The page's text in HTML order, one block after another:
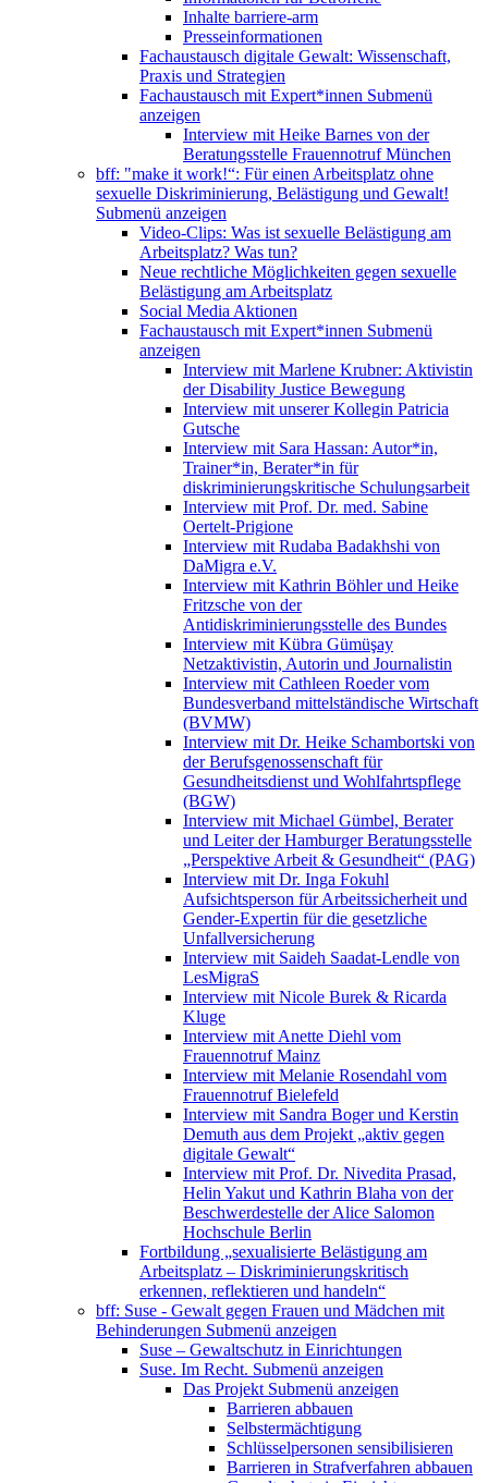
Inhalte barriere-arm
Presseinformationen
Fachaustausch digitale Gewalt: Wissenschaft,
Praxis und Strategien
Fachaustausch mit Expert*innen Submenü
anzeigen
Interview mit Heike Barnes von der
Beratungsstelle Frauennotruf München
bff: "make it work!“: Für einen Arbeitsplatz ohne
sexuelle Diskriminierung, Belästigung und Gewalt!
Submenü anzeigen
Video-Clips: Was ist sexuelle Belästigung am
Arbeitsplatz? Was tun?
Neue rechtliche Möglichkeiten gegen sexuelle
Belästigung am Arbeitsplatz
Social Media Aktionen
Fachaustausch mit Expert*innen Submenü
anzeigen
Interview mit Marlene Krubner: Aktivistin
der Disability Justice Bewegung
Interview mit unserer Kollegin Patricia
Gutsche
Interview mit Sara Hassan: Autor*in,
Trainer*in, Berater*in für
diskriminierungskritische Schulungsarbeit
Interview mit Prof. Dr. med. Sabine
Oertelt-Prigione
Interview mit Rudaba Badakhshi von
DaMigra e.V.
Interview mit Kathrin Böhler und Heike
Fritzsche von der
Antidiskriminierungsstelle des Bundes
Interview mit Kübra Gümüşay
Netzaktivistin, Autorin und Journalistin
Interview mit Cathleen Roeder vom
Bundesverband mittelständische Wirtschaft
(BVMW)
Interview mit Dr. Heike Schambortski von
der Berufsgenossenschaft für
Gesundheitsdienst und Wohlfahrtspflege
(BGW)
Interview mit Michael Gümbel, Berater
und Leiter der Hamburger Beratungsstelle
„Perspektive Arbeit & Gesundheit“ (PAG)
Interview mit Dr. Inga Fokuhl
Aufsichtsperson für Arbeitssicherheit und
Gender-Expertin für die gesetzliche
Unfallversicherung
Interview mit Saideh Saadat-Lendle von
LesMigraS
Interview mit Nicole Burek & Ricarda
Kluge
Interview mit Anette Diehl vom
Frauennotruf Mainz
Interview mit Melanie Rosendahl vom
Frauennotruf Bielefeld
Interview mit Sandra Boger und Kerstin
Demuth aus dem Projekt „aktiv gegen
digitale Gewalt“
Interview mit Prof. Dr. Nivedita Prasad,
Helin Yakut und Kathrin Blaha von der
Beschwerdestelle der Alice Salomon
Hochschule Berlin
Fortbildung „sexualisierte Belästigung am
Arbeitsplatz – Diskriminierungskritisch
erkennen, reflektieren und handeln“
bff: Suse - Gewalt gegen Frauen und Mädchen mit
Behinderungen Submenü anzeigen
Suse – Gewaltschutz in Einrichtungen
Suse. Im Recht. Submenü anzeigen
Das Projekt Submenü anzeigen
Barrieren abbauen
Selbstermächtigung
Schlüsselpersonen sensibilisieren
Barrieren in Strafverfahren abbauen